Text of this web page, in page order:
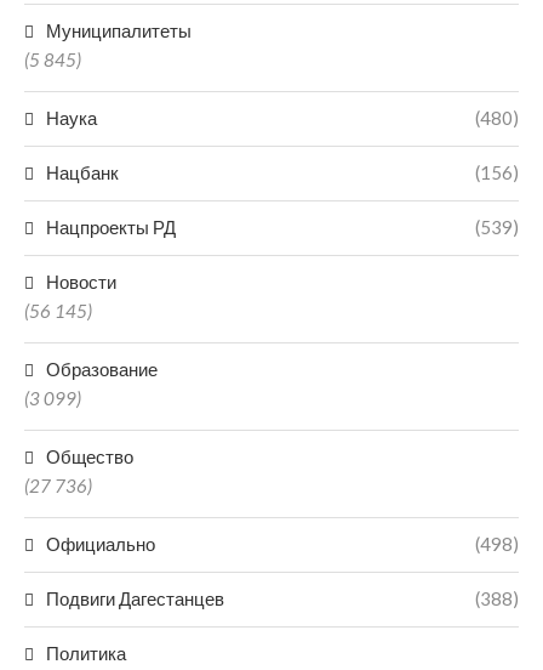
Муниципалитеты
(5 845)
Наука (480)
Нацбанк (156)
Нацпроекты РД (539)
Новости
(56 145)
Образование
(3 099)
Общество
(27 736)
Официально (498)
Подвиги Дагестанцев (388)
Политика